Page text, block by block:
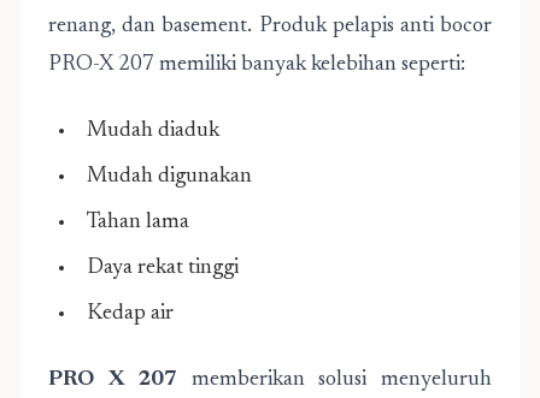
renang, dan basement. Produk pelapis anti bocor
PRO-X 207 memiliki banyak kelebihan seperti:
Mudah diaduk
Mudah digunakan
Tahan lama
Daya rekat tinggi
Kedap air
PRO X 207 memberikan solusi menyeluruh